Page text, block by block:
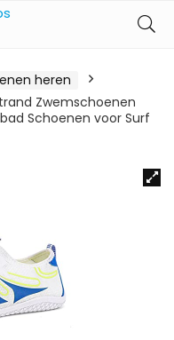
heren
Zwemschoenen
Schoenen voor Surf